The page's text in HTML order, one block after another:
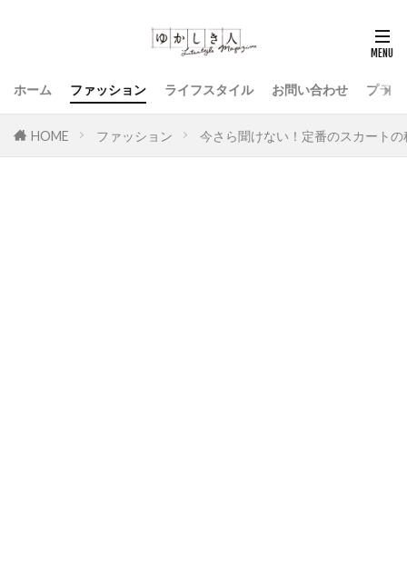
ホーム ファッション ライフスタイル お問い合わせ プラ
HOME ファッション 今さら聞けない！定番のスカート